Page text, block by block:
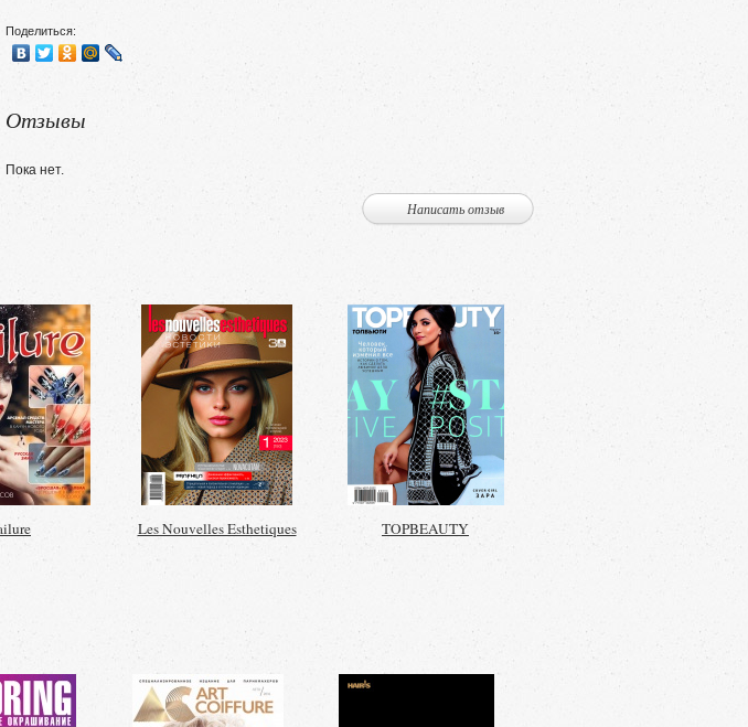
Поделиться:
Отзывы
Пока нет.
Написать отзыв
Les Nouvelles Esthetiques TOPBEAUTY